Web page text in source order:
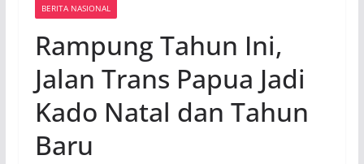
BERITA NASIONAL
Rampung Tahun Ini,
Jalan Trans Papua Jadi
Kado Natal dan Tahun
Baru